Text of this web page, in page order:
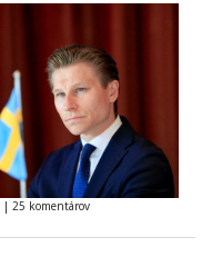
| 25 komentárov